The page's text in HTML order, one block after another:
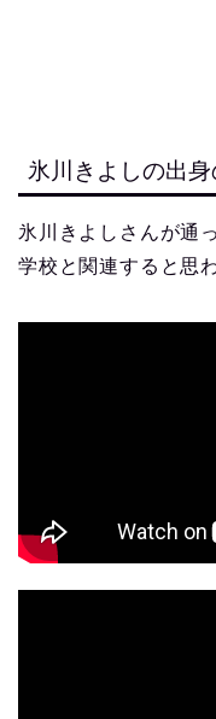
氷川きよしの出
氷川きよしさんが通
学校と関連すると思